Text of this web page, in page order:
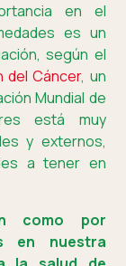
en el
es un
según el
del Cáncer, un
Mundial de
está muy
y externos,
a tener en
como por
en nuestra